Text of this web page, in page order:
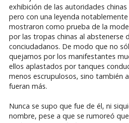
exhibición de las autoridades
pero con una leyenda
mostraron como prueba de la
por las tropas chinas al abstenerse
conciudadanos. De modo que no
quejarnos por los manifestantes
ellos aplastados por tanques
menos escrupulosos, sino también
fueran más.
Nunca se supo que fue de él, ni
nombre, pese a que se rumoreó